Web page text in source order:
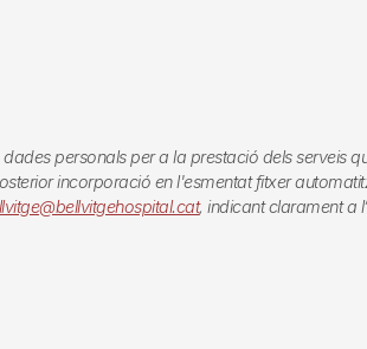
personals per a la prestació dels serveis
incorporació en l'esmentat fitxer
, indicant clarament a